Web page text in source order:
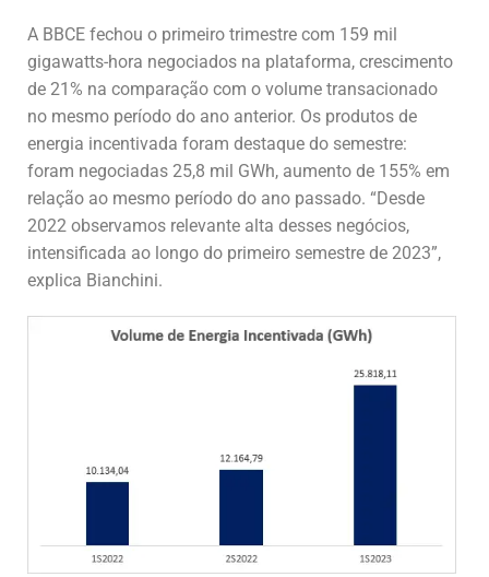
A BBCE fechou o primeiro trimestre com 159 mil
gigawatts-hora negociados na plataforma, crescimento
de 21% na comparação com o volume transacionado
no mesmo período do ano anterior. Os produtos de
energia incentivada foram destaque do semestre:
foram negociadas 25,8 mil GWh, aumento de 155% em
relação ao mesmo período do ano passado. “Desde
2022 observamos relevante alta desses negócios,
intensificada ao longo do primeiro semestre de 2023”,
explica Bianchini.